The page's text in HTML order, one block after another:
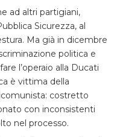
ad altri partigiani,
Sicurezza, al
Ma già in dicembre
politica e
l’operaio alla Ducati
è vittima della
costretto
con inconsistenti
nel processo.